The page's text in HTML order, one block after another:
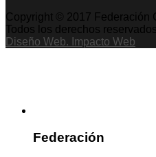
Copyright © 2017 Federación
Todos los derechos
Diseño Web. Impacto Web
Federación